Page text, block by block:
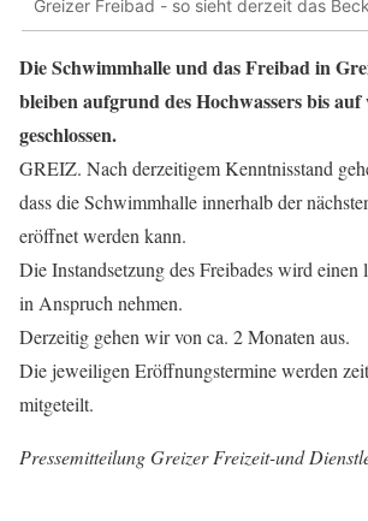
Greizer Freibad - so sieht derzeit das
Die Schwimmhalle und das Freibad in
bleiben aufgrund des Hochwassers bis auf
geschlossen.
GREIZ. Nach derzeitigem Kenntnisstand
dass die Schwimmhalle innerhalb der
eröffnet werden kann.
Die Instandsetzung des Freibades wird einen
in Anspruch nehmen.
Derzeitig gehen wir von ca. 2 Monaten aus.
Die jeweiligen Eröffnungstermine werden
mitgeteilt.
Pressemitteilung Greizer Freizeit-und